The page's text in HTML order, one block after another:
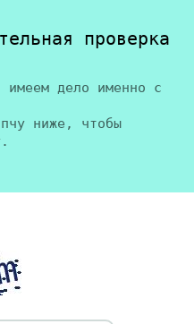
проверка
дело именно с
ниже, чтобы